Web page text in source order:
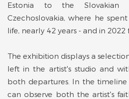
Estonia to the
Czechoslovakia, where he
life, nearly 42 years - and in
The exhibition displays a
left in the artist's studio and
both departures. In the
can observe both the artist's